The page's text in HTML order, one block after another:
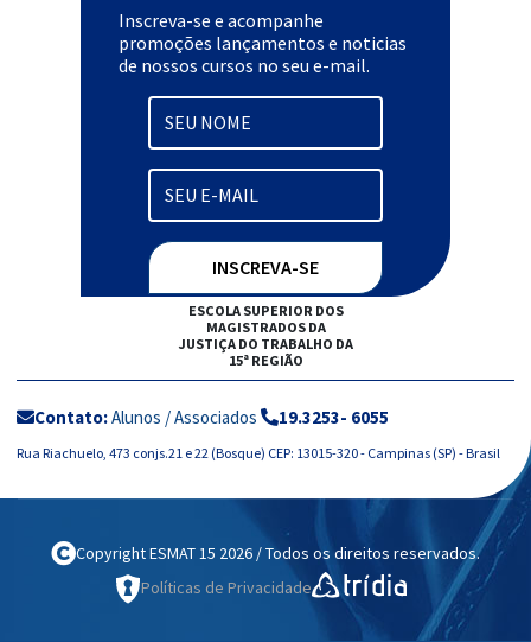
ESCOLA SUPERIOR DOS
MAGISTRADOS DA
JUSTIÇA DO TRABALHO DA
15ª REGIÃO
Inscreva-se e acompanhe
promoções lançamentos e noticias
de nossos cursos no seu e-mail.
Contato:Alunos / Associados 19.3253- 6055
Rua Riachuelo, 473 conjs.21 e 22 (Bosque) CEP: 13015-320 - Campinas (SP) - Brasil
Copyright ESMAT 15 2026 / Todos os direitos reservados.
Políticas de Privacidade